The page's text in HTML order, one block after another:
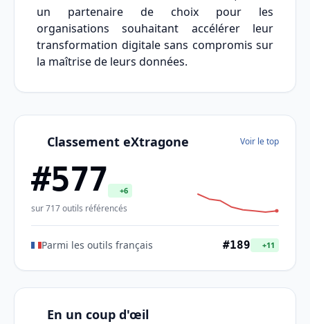
un partenaire de choix pour les
organisations souhaitant accélérer leur
transformation digitale sans compromis sur
la maîtrise de leurs données.
Classement eXtragone Voir le top
#577 +6
sur 717 outils référencés
Parmi les outils français #189 +11
En un coup d'œil